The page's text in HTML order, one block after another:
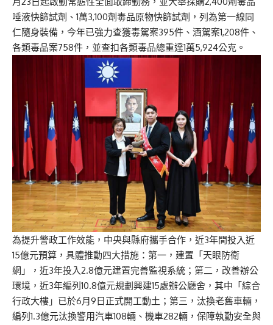
唾液快篩試劑、1萬3,100劑毒品原物快篩試劑，列為第一線同
仁隨身裝備，今年已強力查獲毒駕案395件、酒駕案1,208件、
各類毒品案758件，並查扣各類毒品總重達1萬5,924公克。
為提升警政工作效能，中央與縣府攜手合作，近3年間投入近
15億元預算，具體推動四大措施：第一，建置「天眼防衛
網」，近3年投入2.8億元建置完善監視系統；第二，改善辦公
環境，近3年編列10.8億元規劃興建15處辦公廳舍，其中「綜合
行政大樓」已於6月9日正式開工動土；第三，汰換老舊車輛，
編列1.3億元汰換警用汽車108輛、機車282輛，保障執勤安全與